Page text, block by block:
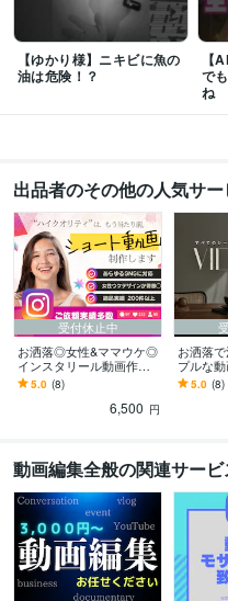
【ゆかり様】ニキビに魚の
油は危険！？
【
で
ね
出品者のその他の人気サー
受付休止中
お洒落◎女性&ママウケ◎
インスタリール動画作り
ます アカウント様の編集
代行実績、300件以上！
5.0 (8)
6,500 円
お洒落
プルな
アカウン
実績、
5.0 (8)
動画編集全般の関連サービ